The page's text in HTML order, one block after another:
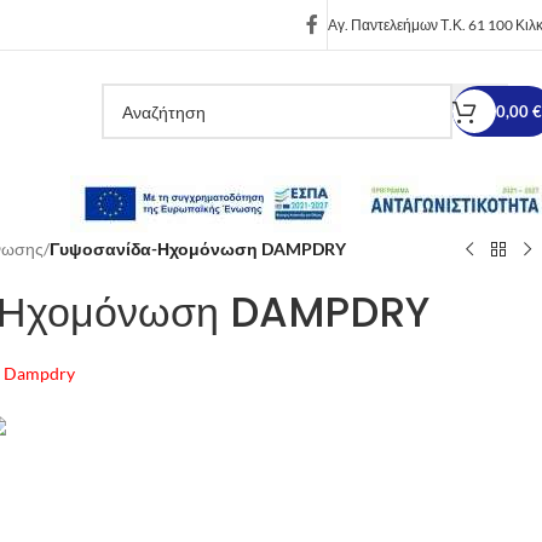
Αγ. Παντελεήμων Τ.Κ. 61 100
0,00€
/Γυψοσανίδα-Ηχομόνωση DAMPDRY
DAMPDRY
Dampdry